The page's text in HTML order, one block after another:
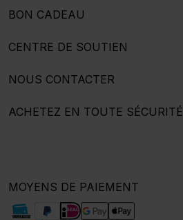
BON CADEAU
CENTRE DE SOUTIEN
NOUS CONTACTER
ACHETEZ EN TOUTE SÉCURITÉ
MOYENS DE PAIEMENT